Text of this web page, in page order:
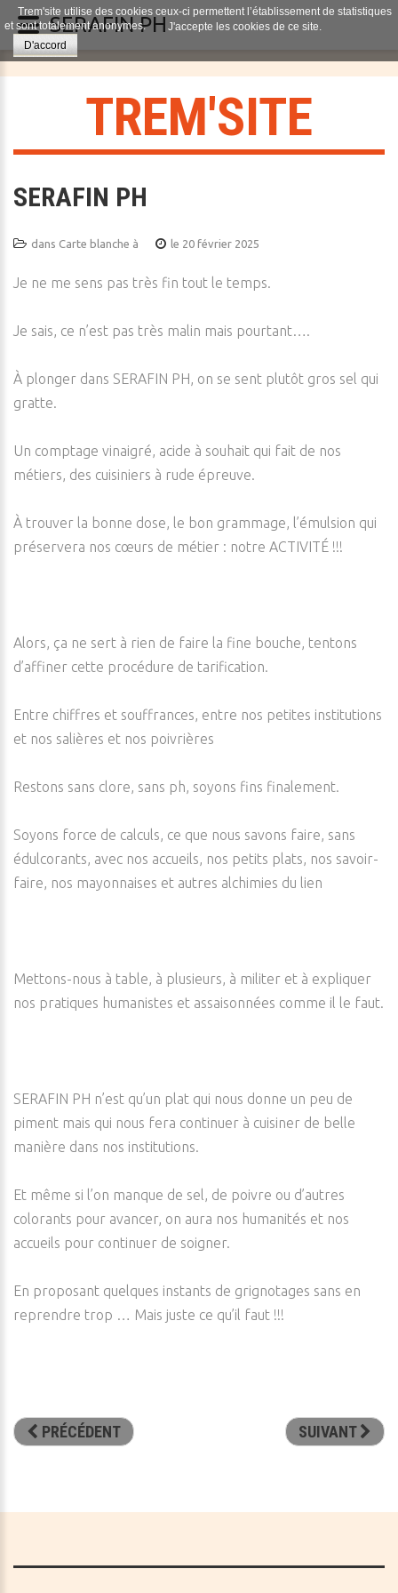
TREM'SITE
SERAFIN PH
dans Carte blanche à le 20 février 2025
Je ne me sens pas très fin tout le temps.
Je sais, ce n’est pas très malin mais pourtant….
À plonger dans SERAFIN PH, on se sent plutôt gros sel qui
gratte.
Un comptage vinaigré, acide à souhait qui fait de nos
métiers, des cuisiniers à rude épreuve.
À trouver la bonne dose, le bon grammage, l’émulsion qui
préservera nos cœurs de métier : notre ACTIVITÉ !!!
Alors, ça ne sert à rien de faire la fine bouche, tentons
d’affiner cette procédure de tarification.
Entre chiffres et souffrances, entre nos petites institutions
et nos salières et nos poivrières
Restons sans clore, sans ph, soyons fins finalement.
Soyons force de calculs, ce que nous savons faire, sans
édulcorants, avec nos accueils, nos petits plats, nos savoir-
faire, nos mayonnaises et autres alchimies du lien
Mettons-nous à table, à plusieurs, à militer et à expliquer
nos pratiques humanistes et assaisonnées comme il le faut.
SERAFIN PH n’est qu’un plat qui nous donne un peu de
piment mais qui nous fera continuer à cuisiner de belle
manière dans nos institutions.
Et même si l’on manque de sel, de poivre ou d’autres
colorants pour avancer, on aura nos humanités et nos
accueils pour continuer de soigner.
En proposant quelques instants de grignotages sans en
reprendre trop … Mais juste ce qu’il faut !!!
PRÉCÉDENT SUIVANT
Trem'site utilise des cookies ceux-ci permettent l’établissement de statistiques
et sont totalement anonymes.
J'accepte les cookies de ce site.
D'accord
SERAFIN PH